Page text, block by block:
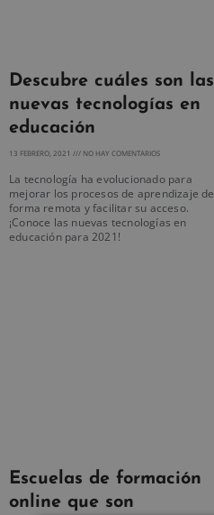
Descubre cuáles son las
nuevas tecnologías en
educación
13 FEBRERO, 2021 NO HAY COMENTARIOS
La tecnología ha evolucionado para
mejorar los procesos de aprendizaje de
forma remota y facilitar su acceso.
¡Conoce las nuevas tecnologías en
educación para 2021!
Escuelas de formación
online que son